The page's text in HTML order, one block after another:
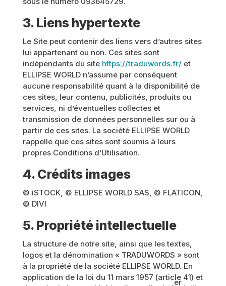
3. Liens hypertexte
Le Site peut contenir des liens vers d’autres sites
lui appartenant ou non. Ces sites sont
indépendants du site https://traduwords.fr/ et
ELLIPSE WORLD n’assume par conséquent
aucune responsabilité quant à la disponibilité de
ces sites, leur contenu, publicités, produits ou
services, ni d’éventuelles collectes et
transmission de données personnelles sur ou à
partir de ces sites. La société ELLIPSE WORLD
rappelle que ces sites sont soumis à leurs
propres Conditions d’Utilisation.
4. Crédits images
© iSTOCK, © ELLIPSE WORLD SAS, © FLATICON,
© DIVI
5. Propriété intellectuelle
La structure de notre site, ainsi que les textes,
logos et la dénomination « TRADUWORDS » sont
à la propriété de la société ELLIPSE WORLD. En
application de la loi du 11 mars 1957 (article 41) et
er